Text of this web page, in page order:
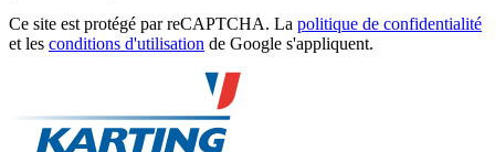
Ce site est protégé par reCAPTCHA. La politique de confidentialité
et les conditions d'utilisation de Google s'appliquent.